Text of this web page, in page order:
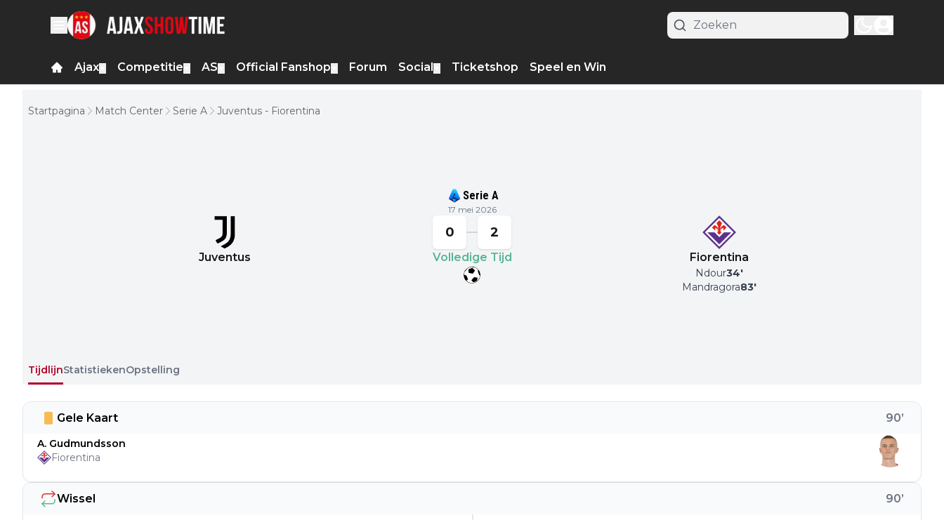
Ajax Competitie AS Official Fanshop Forum Social Ticketshop Speel en Win
Startpagina Match Center Serie A Juventus - Fiorentina
Serie A
17 mei 2026
Juventus
0 2
Volledige Tijd Fiorentina
Ndour34'
Mandragora83'
TijdlijnStatistiekenOpstelling
Wissel 90’
Gele Kaart 90’
A. Gudmundsson
Fiorentina